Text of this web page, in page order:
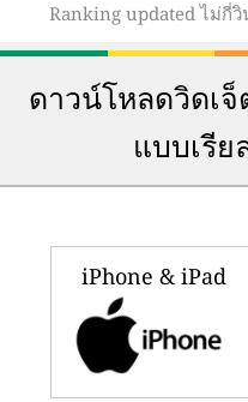
Ranking updated ไม่กี่
ดาวน์โหลดวิดเ
แบบเรี
iPhone & iPad